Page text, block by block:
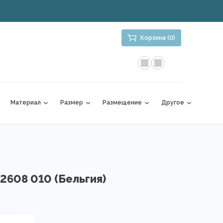
Корзина (0)
Материал Размер Размещение Другое
010 (Бельгия)